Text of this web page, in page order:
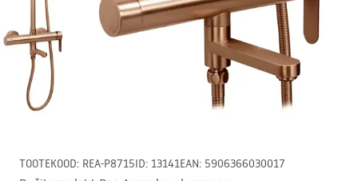
TOOTEKOOD: REA-P8715ID: 13141EAN: 5906366030017